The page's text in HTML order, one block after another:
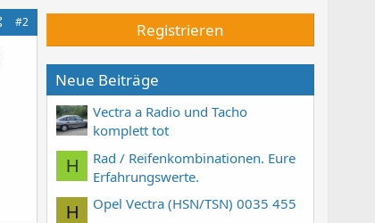
#2 Registrieren
Neue Beiträge
Vectra a Radio und Tacho
komplett tot
H
Rad / Reifenkombinationen. Eure
Erfahrungswerte.
H Opel Vectra (HSN/TSN) 0035 455